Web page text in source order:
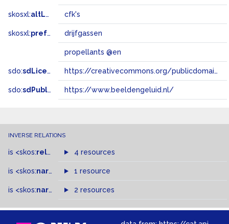
skosxl:altLabel cfk's
skosxl:prefLabel drijfgassen
propellants @en
sdo:sdLicense https://creativecommons.org/publicdomain/zero/1.0/
sdo:sdPublisher https://www.beeldengeluid.nl/
INVERSE RELATIONS
is <skos:related > of4 resources
is <skos:narrower >of
1 resource
is <skos:narrowMatch >of
2 resources